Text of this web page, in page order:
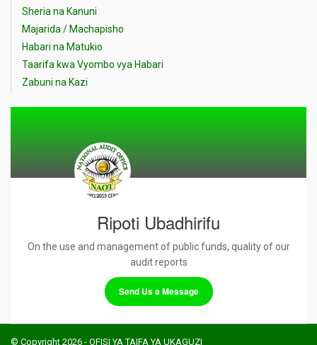
Sheria na Kanuni
Majarida / Machapisho
Habari na Matukio
Taarifa kwa Vyombo vya Habari
Zabuni na Kazi
Ripoti Ubadhirifu
On the use and management of public funds, quality of our
audit reports
Send Us a Message
© Copyright 2026 - OFISI YA TAIFA YA UKAGUZI